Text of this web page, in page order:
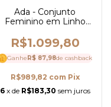
Ada - Conjunto
Feminino em Linho
Calça Elegante - Ref
4282
R$1.099,80
Ganhe R$ 87,98de cashback
R$989,82 com Pix
6 x de R$183,30 sem juros